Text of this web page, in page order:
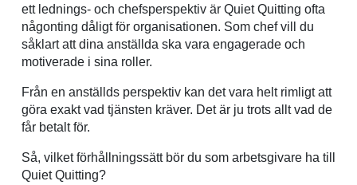
ett lednings- och chefsperspektiv är Quiet Quitting ofta
någonting dåligt för organisationen. Som chef vill du
såklart att dina anställda ska vara engagerade och
motiverade i sina roller.
Från en anställds perspektiv kan det vara helt rimligt att
göra exakt vad tjänsten kräver. Det är ju trots allt vad de
får betalt för.
Så, vilket förhållningssätt bör du som arbetsgivare ha till
Quiet Quitting?